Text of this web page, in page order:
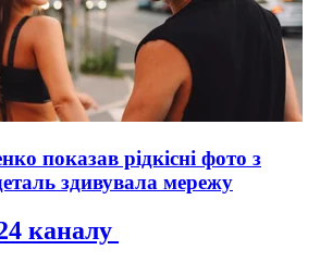
показав рідкісні фото з
здивувала мережу
каналу